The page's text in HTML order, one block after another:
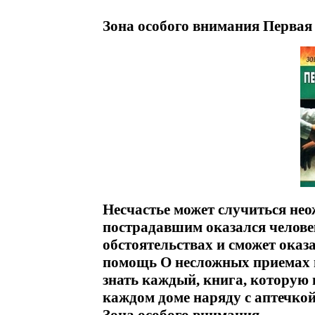
Зона особого внимания
Несчастье может случиться
пострадавшим оказался
обстоятельствах и сможет
помощь О несложных приемах
знать каждый, книга,
каждом доме наряду с